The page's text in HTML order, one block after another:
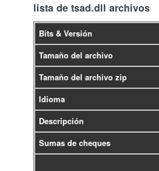
lista de tsad.dll archivos
Bits & Versión
Tamaño del archivo
Tamaño del archivo zip
Idioma
Descripción
Sumas de cheques